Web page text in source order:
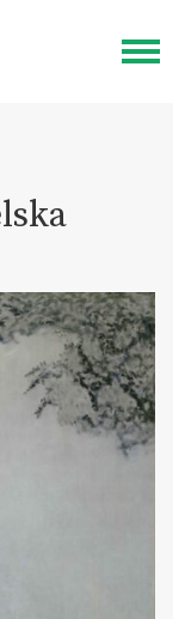
Visa
meny